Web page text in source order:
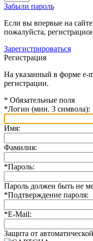
Забыли пароль
Если вы впервые на
пожалуйста,
Зарегистрироваться
Регистрация
На указанный в форме e-
регистрации.
* Обязательные поля
*Логин (мин. 3 символа):
Имя:
Фамилия:
*Пароль:
Пароль должен быть не
*Подтверждение пароля:
*E-Mail:
Защита от